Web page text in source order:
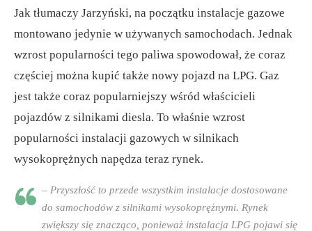
Jak tłumaczy Jarzyński, na początku instalacje gazowe
montowano jedynie w używanych samochodach. Jednak
wzrost popularności tego paliwa spowodował, że coraz
częściej można kupić także nowy pojazd na LPG. Gaz
jest także coraz popularniejszy wśród właścicieli
pojazdów z silnikami diesla. To właśnie wzrost
popularności instalacji gazowych w silnikach
wysokoprężnych napędza teraz rynek.
– Przyszłość to przede wszystkim instalacje dostosowane
do samochodów z silnikami wysokoprężnymi. Rynek
zwiększy się znacząco, ponieważ instalacja LPG pojawi się